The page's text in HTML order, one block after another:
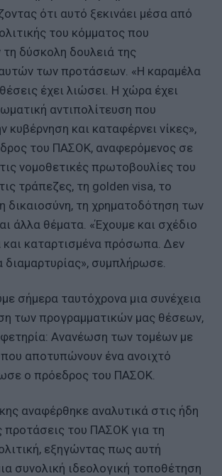
ότι αυτό ξεκινάει μέσα από
του κόμματος που
δύσκολη δουλειά της
των προτάσεων. «Η καραμέλα
έχει λιώσει. Η χώρα έχει
αντιπολίτευση που
κυβέρνηση και καταφέρνει νίκες»,
του ΠΑΣΟΚ, αναφερόμενος σε
νομοθετικές πρωτοβουλίες του
τράπεζες, τη golden visa, το
δικαιοσύνη, τη χρηματοδότηση των
άλλα θέματα. «Έχουμε και σχέδιο
και καταρτισμένα πρόσωπα. Δεν
διαμαρτυρίας», συμπλήρωσε.
σήμερα ταυτόχρονα μια συνέχεια
των προγραμματικών μας θέσεων,
Ανανέωση των τομέων με
αποτυπώνουν ένα ανοιχτό
ο πρόεδρος του ΠΑΣΟΚ.
αναφέρθηκε αναλυτικά στις ήδη
προτάσεις του ΠΑΣΟΚ για τη
εξηγώντας πως αυτή
συνολική ιδεολογική τοποθέτηση